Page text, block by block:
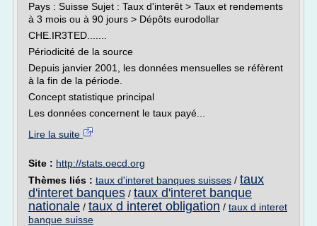
Pays : Suisse Sujet : Taux d'interêt > Taux et rendements
à 3 mois ou à 90 jours > Dépôts eurodollar
CHE.IR3TED.......
Périodicité de la source
Depuis janvier 2001, les données mensuelles se réfèrent
à la fin de la période.
Concept statistique principal
Les données concernent le taux payé...
Lire la suite
Site : http://stats.oecd.org
Thèmes liés : taux d'interet banques suisses / taux
d'interet banques / taux d'interet banque
nationale / taux d interet obligation / taux d interet
banque suisse